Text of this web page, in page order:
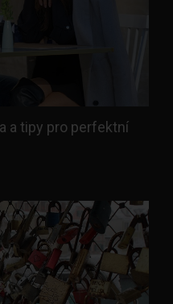
a tipy pro perfektní